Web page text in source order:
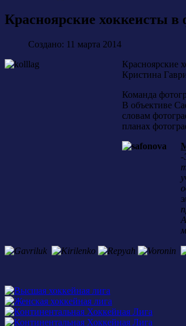
Красноярские хоккеисты
Создано: 11 марта 2014
Красноярские
Кристина
Команда
В объективе
словам
планах
-